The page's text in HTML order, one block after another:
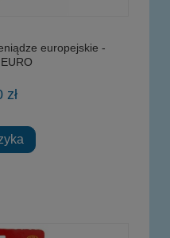
europejskie -
zł